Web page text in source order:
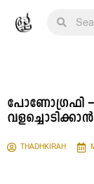
പോണോഗ്രഫി
THADHKIRAH